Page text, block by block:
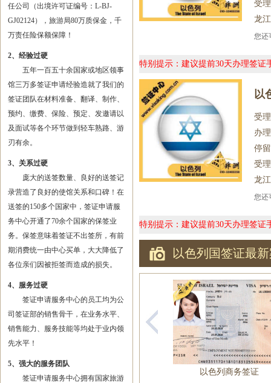
任公司（出境许可证编号：L-BJ-
GJ02124），旅游局80万质保金，千
万责任险保额保障！
2、经验过硬
五年一百五十余国家或地区领事
馆三万多签证申请经验造就了我们的
签证团队在材料准备、翻译、制作、
预约、缴费、保险、预定、发邀请以
及面试等各个环节做到轻车熟路、游
刃有余。
3、关系过硬
庞大的送签数量、良好的送签记
录营造了良好的使馆关系和口碑！在
送签的150多个国家中，签证申请服
务中心开通了70余个国家的保签业
务。保签意味着签证不出签所，有前
期消费统一由中心买单，大大降低了
各位亲们因被拒签而造成的损失。
4、服务过硬
签证申请服务中心的员工均为公
司签证部的销售骨干，在业务水平、
销售能力、服务技能等均处于业内领
先水平！
5、强大的服务团队
签证申请服务中心拥有国家旅游
受
龙
您
特别提示：建议提前30天办理签
以
受
办
停
受
龙
您
特别提示：建议提前30天办理签
以色列国签证最
以色列商务签证